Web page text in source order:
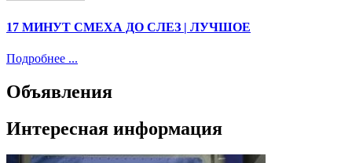
17 МИНУТ СМЕХА ДО СЛЕЗ | ЛУЧШОЕ
Подробнее ...
Объявления
Интересная информация